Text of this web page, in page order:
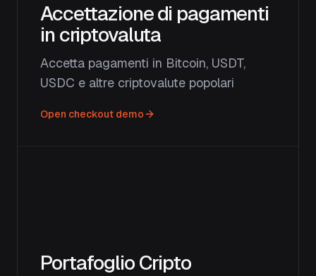
Accettazione di pagamenti
in criptovaluta
Accetta pagamenti in Bitcoin, USDT,
USDC e altre criptovalute popolari
Open checkout demo
Portafoglio Cripto